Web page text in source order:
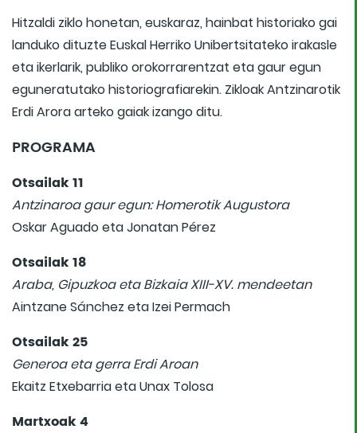
Hitzaldi ziklo honetan, euskaraz, hainbat historiako gai
landuko dituzte Euskal Herriko Unibertsitateko irakasle
eta ikerlarik, publiko orokorrarentzat eta gaur egun
eguneratutako historiografiarekin. Zikloak Antzinarotik
Erdi Arora arteko gaiak izango ditu.
PROGRAMA
Otsailak 11
Antzinaroa gaur egun: Homerotik Augustora
Oskar Aguado eta Jonatan Pérez
Otsailak 18
Araba, Gipuzkoa eta Bizkaia XIII-XV. mendeetan
Aintzane Sánchez eta Izei Permach
Otsailak 25
Generoa eta gerra Erdi Aroan
Ekaitz Etxebarria eta Unax Tolosa
Martxoak 4